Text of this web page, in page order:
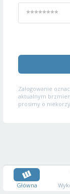
Zalogowanie
aktualnym
prosimy o
Główna